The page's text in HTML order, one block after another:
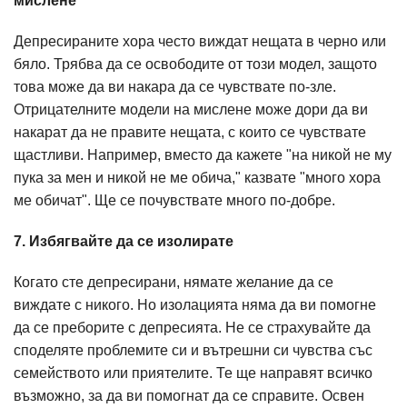
Депресираните хора често виждат нещата в черно или
бяло. Трябва да се освободите от този модел, защото
това може да ви накара да се чувствате по-зле.
Отрицателните модели на мислене може дори да ви
накарат да не правите нещата, с които се чувствате
щастливи. Например, вместо да кажете "на никой не му
пука за мен и никой не ме обича," казвате "много хора
ме обичат". Ще се почувствате много по-добре.
7. Избягвайте да се изолирате
Когато сте депресирани, нямате желание да се
виждате с никого. Но изолацията няма да ви помогне
да се преборите с депресията. Не се страхувайте да
споделяте проблемите си и вътрешни си чувства със
семейството или приятелите. Те ще направят всичко
възможно, за да ви помогнат да се справите. Освен